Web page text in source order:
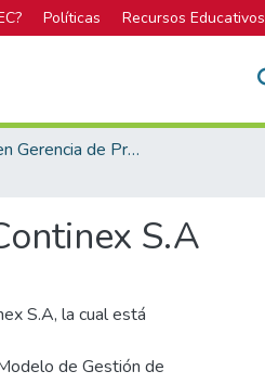
Políticas Recursos Educativos
Maestría en Gerencia de Proyectos
S.A
S.A, la cual está
de Gestión de